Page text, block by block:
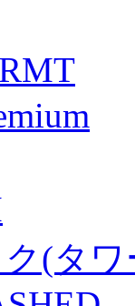
(タ